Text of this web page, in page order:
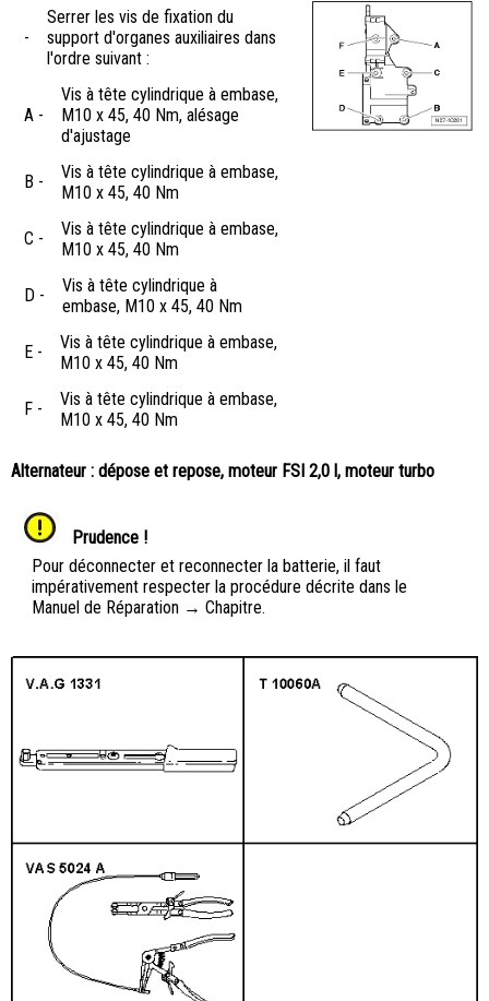
-
Serrer les vis de fixation du
support d'organes auxiliaires dans
l'ordre suivant :
A -
Vis à tête cylindrique à embase,
M10 x 45, 40 Nm, alésage
d'ajustage
B -
Vis à tête cylindrique à embase,
M10 x 45, 40 Nm
C -
Vis à tête cylindrique à embase,
M10 x 45, 40 Nm
D -
Vis à tête cylindrique à
embase, M10 x 45, 40 Nm
E -
Vis à tête cylindrique à embase,
M10 x 45, 40 Nm
F -
Vis à tête cylindrique à embase,
M10 x 45, 40 Nm
Alternateur : dépose et repose, moteur FSI 2,0 l, moteur turbo
Prudence !
Pour déconnecter et reconnecter la batterie, il faut
impérativement respecter la procédure décrite dans le
Manuel de Réparation → Chapitre.